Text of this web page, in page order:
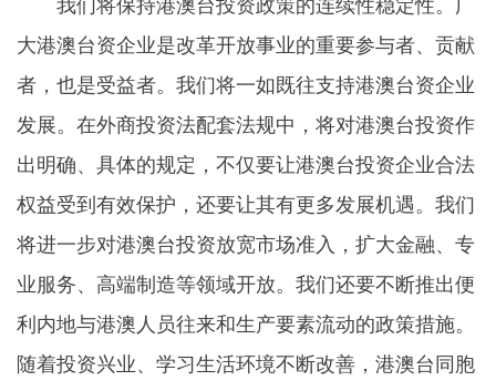
我们将保持港澳台投资政策的连续性稳定性。广
大港澳台资企业是改革开放事业的重要参与者、贡献
者，也是受益者。我们将一如既往支持港澳台资企业
发展。在外商投资法配套法规中，将对港澳台投资作
出明确、具体的规定，不仅要让港澳台投资企业合法
权益受到有效保护，还要让其有更多发展机遇。我们
将进一步对港澳台投资放宽市场准入，扩大金融、专
业服务、高端制造等领域开放。我们还要不断推出便
利内地与港澳人员往来和生产要素流动的政策措施。
随着投资兴业、学习生活环境不断改善，港澳台同胞